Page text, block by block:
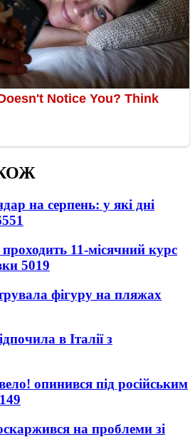
на серпень: у які дні
11-місячний курс
5019
фігуру на пляжах
в Італії з
опинився під російським
на проблеми зі